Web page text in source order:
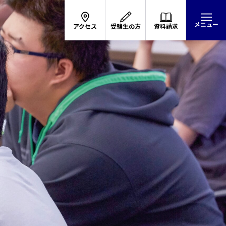
アクセス 受験生の方 資料請求 メニュー